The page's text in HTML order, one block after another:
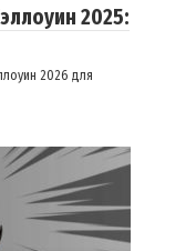
2025:
2026 для